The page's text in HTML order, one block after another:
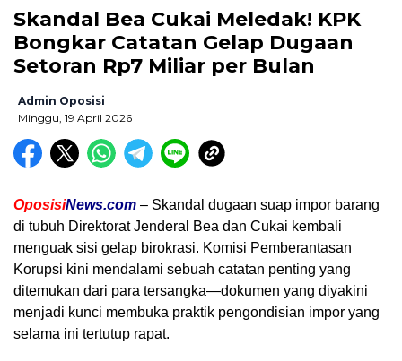
Skandal Bea Cukai Meledak! KPK
Bongkar Catatan Gelap Dugaan
Setoran Rp7 Miliar per Bulan
Admin Oposisi
Minggu, 19 April 2026
OposisiNews.com – Skandal dugaan suap impor barang
di tubuh Direktorat Jenderal Bea dan Cukai kembali
menguak sisi gelap birokrasi. Komisi Pemberantasan
Korupsi kini mendalami sebuah catatan penting yang
ditemukan dari para tersangka—dokumen yang diyakini
menjadi kunci membuka praktik pengondisian impor yang
selama ini tertutup rapat.